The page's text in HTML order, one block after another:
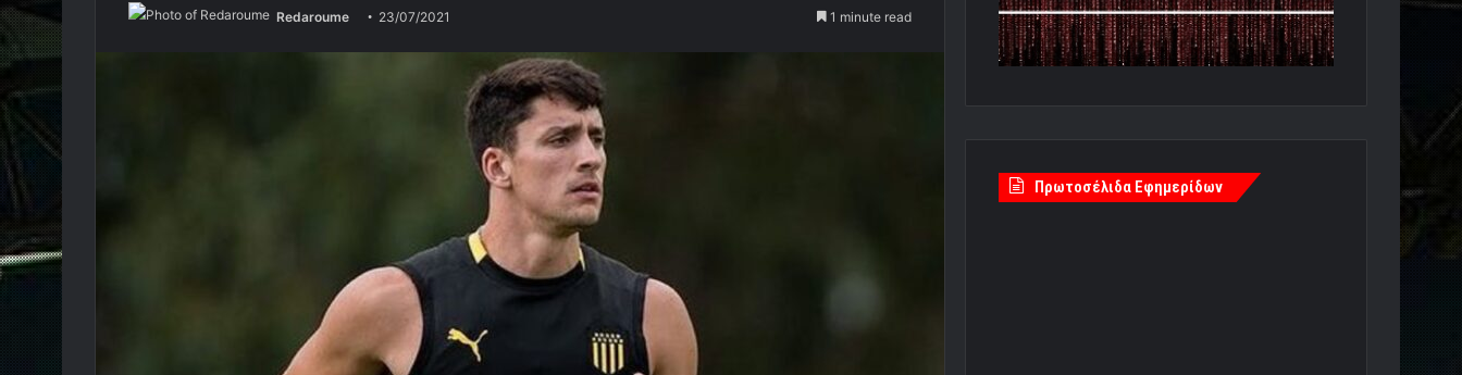
Redaroume 23/07/2021 1 minute read
Πρωτοσέλιδα Εφημερίδων